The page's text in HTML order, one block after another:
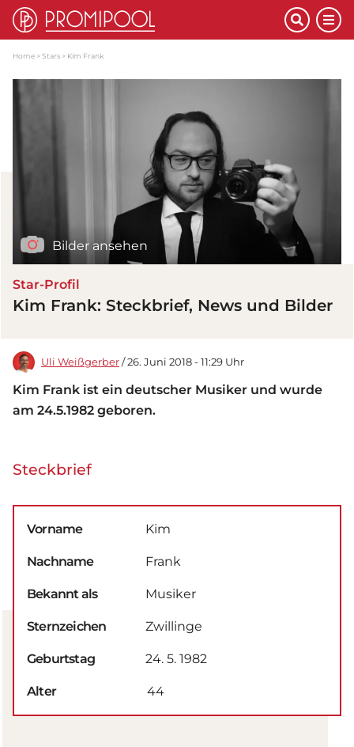
Home Stars Kim Frank
Bilder ansehen
Star-Profil
Kim Frank: Steckbrief, News und Bilder
Uli Weißgerber / 26. Juni 2018 - 11:29 Uhr
Kim Frank ist ein deutscher Musiker und wurde
am 24.5.1982 geboren.
Steckbrief
Vorname Kim
Nachname Frank
Bekannt als Musiker
Sternzeichen Zwillinge
Geburtstag 24. 5. 1982
Alter 44